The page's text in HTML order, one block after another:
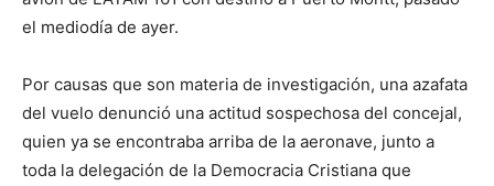
el mediodía de ayer.
Por causas que son materia de investigación, una azafata
del vuelo denunció una actitud sospechosa del concejal,
quien ya se encontraba arriba de la aeronave, junto a
toda la delegación de la Democracia Cristiana que